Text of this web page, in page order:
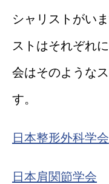
シャリストがい
ストはそれぞれ
会はそのような
す。
日本整形外科学会
日本肩関節学会